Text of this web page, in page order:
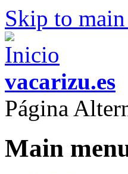
Skip to
vacarizu.es
Página
Main